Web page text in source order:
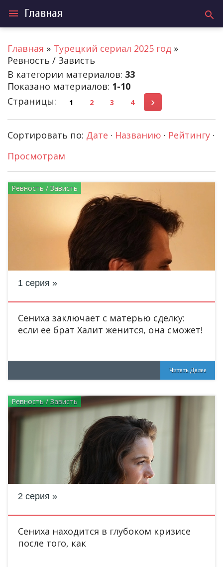
menu Главная search
Главная » Турецкий сериал 2025 год »
Ревность / Зависть
В категории материалов: 33
Показано материалов: 1-10
Страницы: 1 2 3 4
Сортировать по: Дате · Названию · Рейтингу ·
Просмотрам
Ревность / Зависть
1 серия
Сениха заключает с матерью сделку:
если ее брат Халит женится, она сможет!
Читать Далее
Ревность / Зависть
2 серия
Сениха находится в глубоком кризисе
после того, как